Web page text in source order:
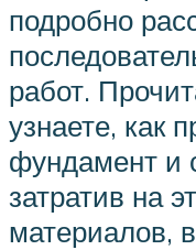
подробно
работ.
узнаете, как
фундамент и
затратив на
материалов,